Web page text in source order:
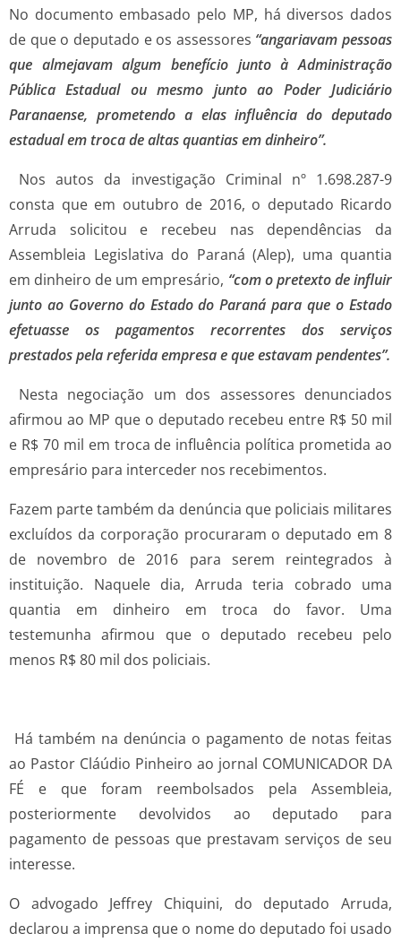
No documento embasado pelo MP, há diversos dados
de que o deputado e os assessores “angariavam pessoas
que almejavam algum benefício junto à Administração
Pública Estadual ou mesmo junto ao Poder Judiciário
Paranaense, prometendo a elas influência do deputado
estadual em troca de altas quantias em dinheiro”.
Nos autos da investigação Criminal nº 1.698.287-9
consta que em outubro de 2016, o deputado Ricardo
Arruda solicitou e recebeu nas dependências da
Assembleia Legislativa do Paraná (Alep), uma quantia
em dinheiro de um empresário, “com o pretexto de influir
junto ao Governo do Estado do Paraná para que o Estado
efetuasse os pagamentos recorrentes dos serviços
prestados pela referida empresa e que estavam pendentes”.
Nesta negociação um dos assessores denunciados
afirmou ao MP que o deputado recebeu entre R$ 50 mil
e R$ 70 mil em troca de influência política prometida ao
empresário para interceder nos recebimentos.
Fazem parte também da denúncia que policiais militares
excluídos da corporação procuraram o deputado em 8
de novembro de 2016 para serem reintegrados à
instituição. Naquele dia, Arruda teria cobrado uma
quantia em dinheiro em troca do favor. Uma
testemunha afirmou que o deputado recebeu pelo
menos R$ 80 mil dos policiais.
Há também na denúncia o pagamento de notas feitas
ao Pastor Cláúdio Pinheiro ao jornal COMUNICADOR DA
FÉ e que foram reembolsados pela Assembleia,
posteriormente devolvidos ao deputado para
pagamento de pessoas que prestavam serviços de seu
interesse.
O advogado Jeffrey Chiquini, do deputado Arruda,
declarou a imprensa que o nome do deputado foi usado